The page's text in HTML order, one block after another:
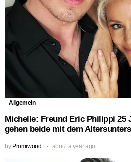
Allgemein
Michelle: Freund Eric Philippi 25
gehen beide mit dem
by Promiwood about a year ago